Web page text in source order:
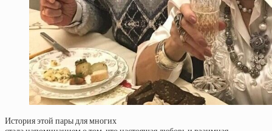
История этой пары для многих